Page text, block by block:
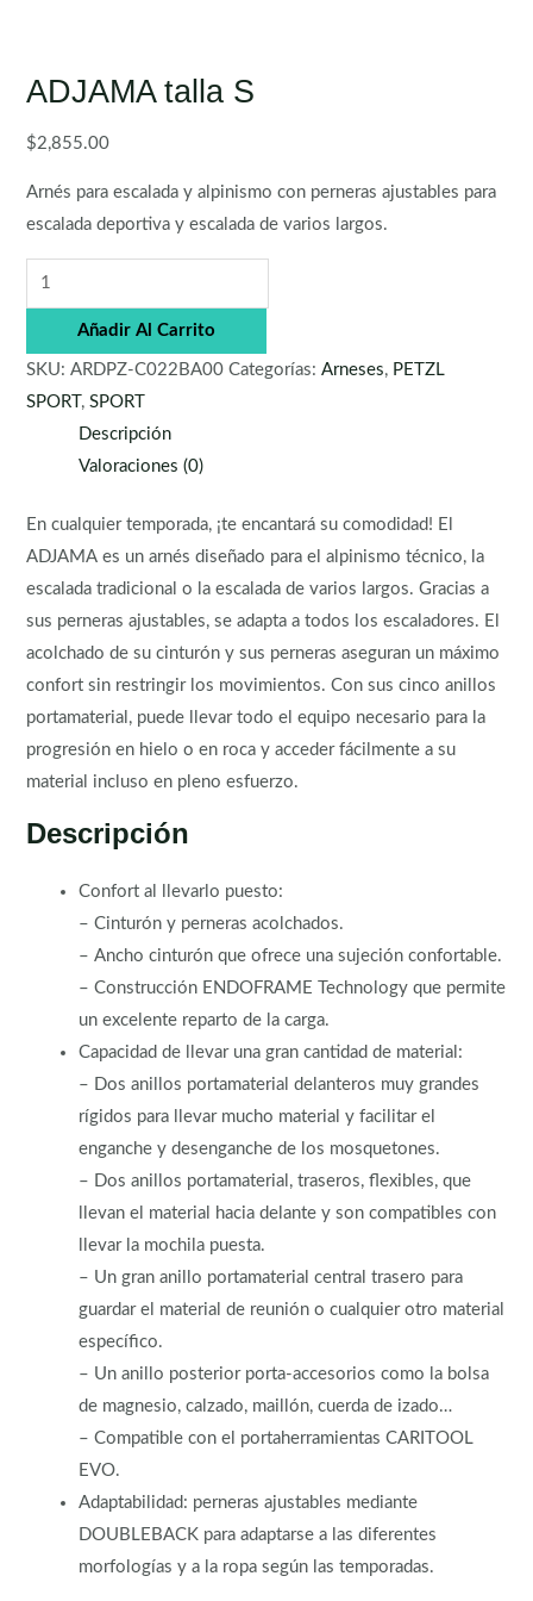
ADJAMA talla S
$2,855.00
Arnés para escalada y alpinismo con perneras ajustables para
escalada deportiva y escalada de varios largos.
Añadir Al Carrito
SKU:ARDPZ-C022BA00 Categorías:Arneses, PETZL
SPORT ,SPORT
Descripción
Valoraciones (0)
En cualquier temporada, ¡te encantará su comodidad! El
ADJAMA es un arnés diseñado para el alpinismo técnico, la
escalada tradicional o la escalada de varios largos. Gracias a
sus perneras ajustables, se adapta a todos los escaladores. El
acolchado de su cinturón y sus perneras aseguran un máximo
confort sin restringir los movimientos. Con sus cinco anillos
portamaterial, puede llevar todo el equipo necesario para la
progresión en hielo o en roca y acceder fácilmente a su
material incluso en pleno esfuerzo.
Descripción
Confort al llevarlo puesto:
– Cinturón y perneras acolchados.
– Ancho cinturón que ofrece una sujeción confortable.
– Construcción ENDOFRAME Technology que permite
un excelente reparto de la carga.
Capacidad de llevar una gran cantidad de material:
– Dos anillos portamaterial delanteros muy grandes
rígidos para llevar mucho material y facilitar el
enganche y desenganche de los mosquetones.
– Dos anillos portamaterial, traseros, flexibles, que
llevan el material hacia delante y son compatibles con
llevar la mochila puesta.
– Un gran anillo portamaterial central trasero para
guardar el material de reunión o cualquier otro material
específico.
– Un anillo posterior porta-accesorios como la bolsa
de magnesio, calzado, maillón, cuerda de izado…
– Compatible con el portaherramientas CARITOOL
EVO.
Adaptabilidad: perneras ajustables mediante
DOUBLEBACK para adaptarse a las diferentes
morfologías y a la ropa según las temporadas.